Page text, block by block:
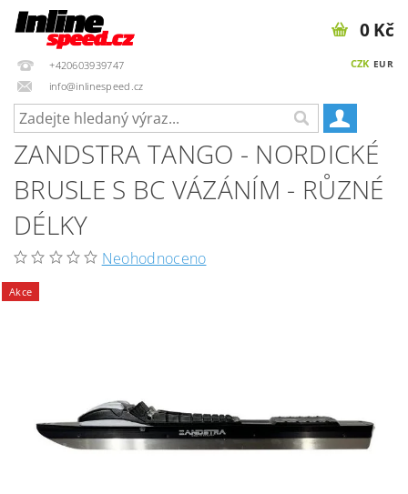
+420603939747
info@inlinespeed.cz
CZK EUR
0 Kč
ZANDSTRA TANGO - NORDICKÉ
BRUSLE S BC VÁZÁNÍM - RŮZNÉ
DÉLKY
Neohodnoceno
Akce